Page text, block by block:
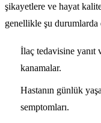
şikayetlere ve hayat
genellikle şu durumlarda
İlaç tedavisine yanıt
kanamalar.
Hastanın günlük
semptomları.